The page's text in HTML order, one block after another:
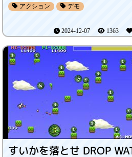
アクション デモ
2024-12-07 1363